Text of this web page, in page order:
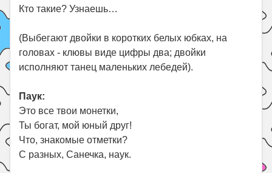
Кто такие? Узнаешь…
(Выбегают двойки в коротких белых юбках, на
головах - клювы виде цифры два; двойки
исполняют танец маленьких лебедей).
Паук:
Это все твои монетки,
Ты богат, мой юный друг!
Что, знакомые отметки?
С разных, Санечка, наук.